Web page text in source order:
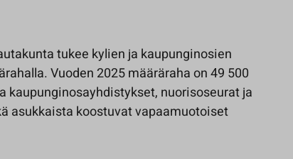
tukee kylien ja kaupunginosien
Vuoden 2025 määräraha on 49 500
kaupunginosayhdistykset, nuorisoseurat ja
asukkaista koostuvat vapaamuotoiset